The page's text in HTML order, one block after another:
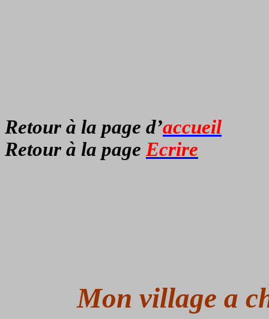
Retour à la page d’accueil
Retour à la page Ecrire
Mon village a